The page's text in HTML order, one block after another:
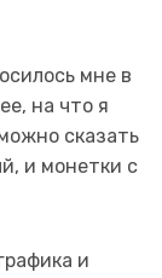
мне в
на что я
сказать
и монетки с
и